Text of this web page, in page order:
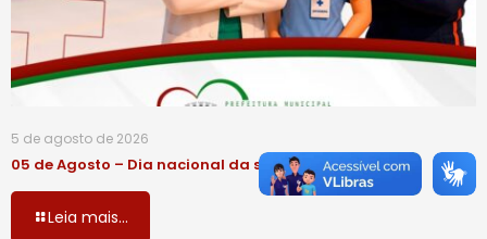
5 de agosto de 2026
05 de Agosto – Dia nacional da saúde
Leia mais...